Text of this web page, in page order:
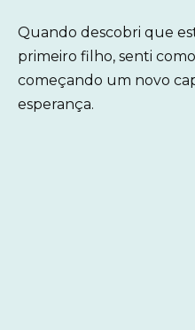
Quando descobri que
primeiro filho, senti
começando um novo
esperança.